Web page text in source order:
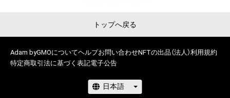
トップへ戻る
Adam byGMOについてヘルプお問い合わせNFTの出品（法人）利用規約
特定商取引法に基づく表記電子公告